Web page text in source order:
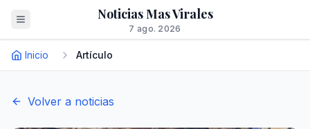
Noticias Mas Virales
7 ago. 2026
Inicio Artículo
Volver a noticias